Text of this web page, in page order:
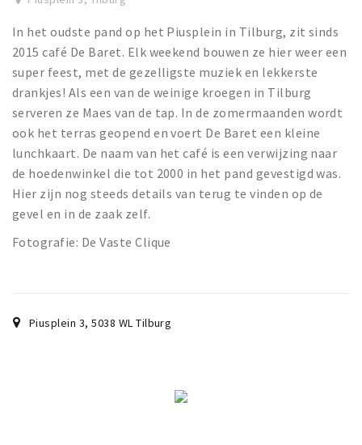
Uitjes & activiteiten
Natuurgebieden
Andere City Apps
Inloggen
In het oudste pand op het Piusplein in Tilburg, zit sinds
2015 café De Baret. Elk weekend bouwen ze hier weer een
super feest, met de gezelligste muziek en lekkerste
drankjes! Als een van de weinige kroegen in Tilburg
serveren ze Maes van de tap. In de zomermaanden wordt
ook het terras geopend en voert De Baret een kleine
lunchkaart. De naam van het café is een verwijzing naar
de hoedenwinkel die tot 2000 in het pand gevestigd was.
Hier zijn nog steeds details van terug te vinden op de
gevel en in de zaak zelf.
Fotografie: De Vaste Clique
Piusplein 3,5038 WL Tilburg